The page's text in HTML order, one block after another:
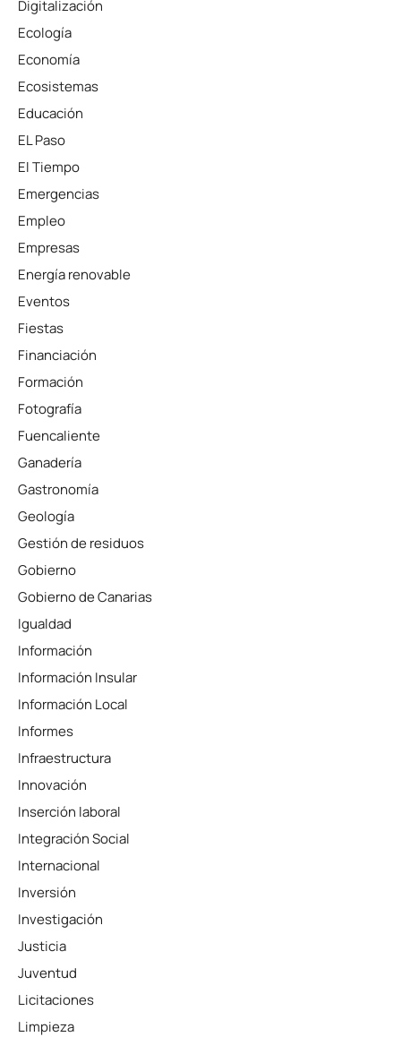
Digitalización
Ecología
Economía
Ecosistemas
Educación
EL Paso
El Tiempo
Emergencias
Empleo
Empresas
Energía renovable
Eventos
Fiestas
Financiación
Formación
Fotografía
Fuencaliente
Ganadería
Gastronomía
Geología
Gestión de residuos
Gobierno
Gobierno de Canarias
Igualdad
Información
Información Insular
Información Local
Informes
Infraestructura
Innovación
Inserción laboral
Integración Social
Internacional
Inversión
Investigación
Justicia
Juventud
Licitaciones
Limpieza